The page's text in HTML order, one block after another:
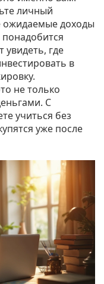
личный
ожидаемые доходы
понадобится
где
в
не только
С
учиться без
уже после